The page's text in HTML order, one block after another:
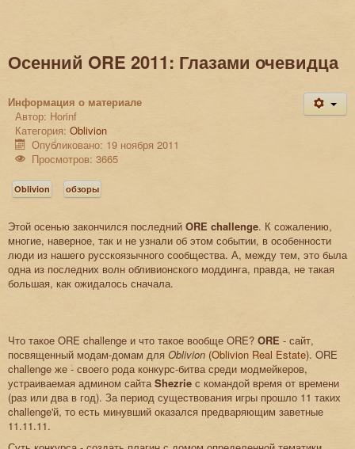
Осенний ORE 2011: Глазами очевидца
Информация о материале
Автор: Horinf
Категория: Oblivion
Опубликовано: 19 ноября 2011
Просмотров: 3665
Oblivion обзоры
Этой осенью закончился последний ORE challenge. К сожалению,
многие, наверное, так и не узнали об этом событии, в особенности
люди из нашего русскоязычного сообщества. А, между тем, это была
одна из последних волн обливионского моддинга, правда, не такая
большая, как ожидалось сначала.
Что такое ORE challenge и что такое вообще ORE? ORE - сайт,
посвященный модам-домам для Oblivion (Oblivion Real Estate). ORE
challenge же - своего рода конкурс-битва среди модмейкеров,
устраиваемая админом сайта Shezrie с командой время от времени
(раз или два в год). За период существования игры прошло 11 таких
challenge'й, то есть минувший оказался предваряющим заветные
11.11.11.